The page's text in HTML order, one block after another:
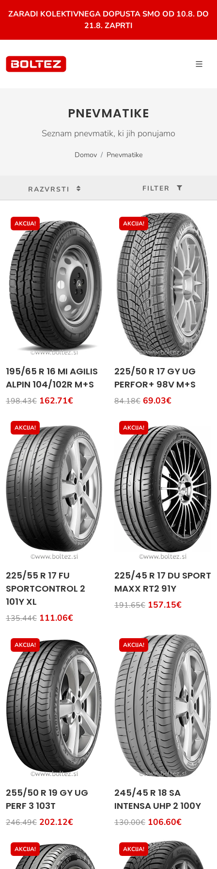
ZARADI KOLEKTIVNEGA DOPUSTA SMO OD 10.8. DO
21.8. ZAPRTI
PNEVMATIKE
Seznam pnevmatik, ki jih ponujamo
Domov Pnevmatike
RAZVRSTI FILTER
AKCIJA!
195/65 R 16 MI AGILIS
ALPIN 104/102R M+S
198.43€ 162.71€
AKCIJA!
225/50 R 17 GY UG
PERFOR+ 98V M+S
84.18€ 69.03€
AKCIJA!
225/55 R 17 FU
SPORTCONTROL 2
101Y XL
135.44€ 111.06€
AKCIJA!
225/45 R 17 DU SPORT
MAXX RT2 91Y
191.65€ 157.15€
AKCIJA!
255/50 R 19 GY UG
PERF 3 103T
246.49€ 202.12€
AKCIJA!
245/45 R 18 SA
INTENSA UHP 2 100Y
130.00€ 106.60€
AKCIJA! AKCIJA!